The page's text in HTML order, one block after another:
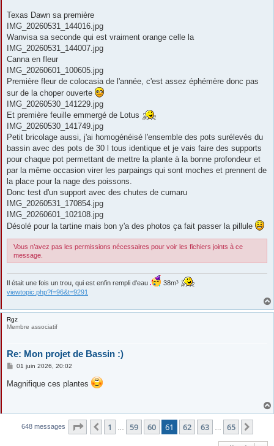
Texas Dawn sa première
IMG_20260531_144016.jpg
Wanvisa sa seconde qui est vraiment orange celle la
IMG_20260531_144007.jpg
Canna en fleur
IMG_20260601_100605.jpg
Première fleur de colocasia de l'année, c'est assez éphémère donc pas
sur de la choper ouverte
IMG_20260530_141229.jpg
Et première feuille emmergé de Lotus
IMG_20260530_141749.jpg
Petit bricolage aussi, j'ai homogénéisé l'ensemble des pots surélevés du
bassin avec des pots de 30 l tous identique et je vais faire des supports
pour chaque pot permettant de mettre la plante à la bonne profondeur et
par la même occasion virer les parpaings qui sont moches et prennent de
la place pour la nage des poissons.
Donc test d'un support avec des chutes de cumaru
IMG_20260531_170854.jpg
IMG_20260601_102108.jpg
Désolé pour la tartine mais bon y'a des photos ça fait passer la pillule
Vous n’avez pas les permissions nécessaires pour voir les fichiers joints à ce
message.
Il était une fois un trou, qui est enfin rempli d'eau
38m³
viewtopic.php?f=96&t=9291
Rgz
Membre associatif
Re: Mon projet de Bassin :)
M
s
01 juin 2026, 20:02
Magnifique ces plantes
648 messages Page 61 sur 65
Précédente
1 59 60 61 62 63 65